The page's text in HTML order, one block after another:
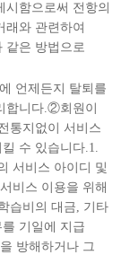
함으로써 전항의
래와 관련하여
같은 방법으로
언제든지 탈퇴를
합니다.②회원이
통지없이 서비스
수 있습니다.1.
서비스 아이디 및
비스 이용을 위해
습비의 대금, 기타
기일에 지급
방해하거나 그